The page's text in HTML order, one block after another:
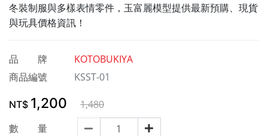
冬裝制服與多樣表情零件，玉富麗模型提供最新預購、現貨
與玩具價格資訊！
品 牌
KOTOBUKIYA
商品編號
KSST-01
NT$ 1,200
1,480
數 量